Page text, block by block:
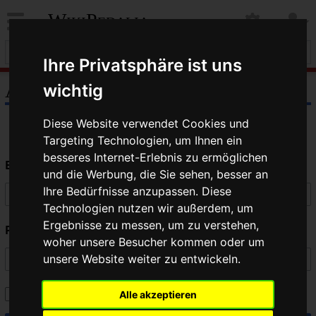
Ihre Privatsphäre ist uns
wichtig
Diese Website verwendet Cookies und
Targeting Technologien, um Ihnen ein
besseres Internet-Erlebnis zu ermöglichen
und die Werbung, die Sie sehen, besser an
Ihre Bedürfnisse anzupassen. Diese
Technologien nutzen wir außerdem, um
Ergebnisse zu messen, um zu verstehen,
woher unsere Besucher kommen oder um
unsere Website weiter zu entwickeln.
Alle akzeptieren
WikiPedalia
Anmelden
Benutzername
Passwort
Angemeldet bleiben